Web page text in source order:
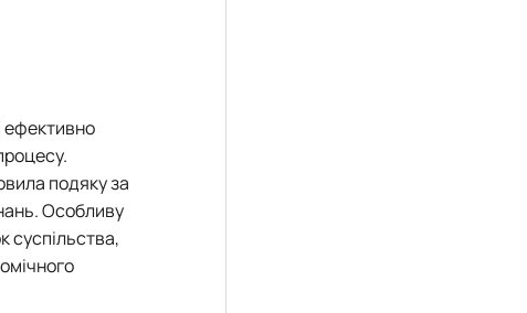
ефективно
подяку за
Особливу
суспільства,